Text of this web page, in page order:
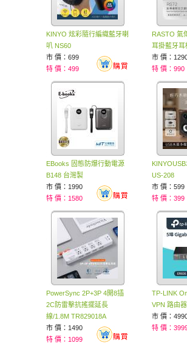
KINYO 炫彩隨行編織藍牙喇
叭 NS60
市 價：699
特 價：499
RASTO 氣
耳掛藍牙耳
市 價：
特 價：990
EBooks 固態防爆行動電源
B148 台灣製
市 價：1990
特 價：1580
US-208
市 價：599
特 價：399
PowerSync 2P+3P 4開8插
2C防雷擊抗搖擺延長
線/1.8M TR829018A
市 價：1490
特 價：1099
TP-LINK
VPN 路由
市 價：
特 價：